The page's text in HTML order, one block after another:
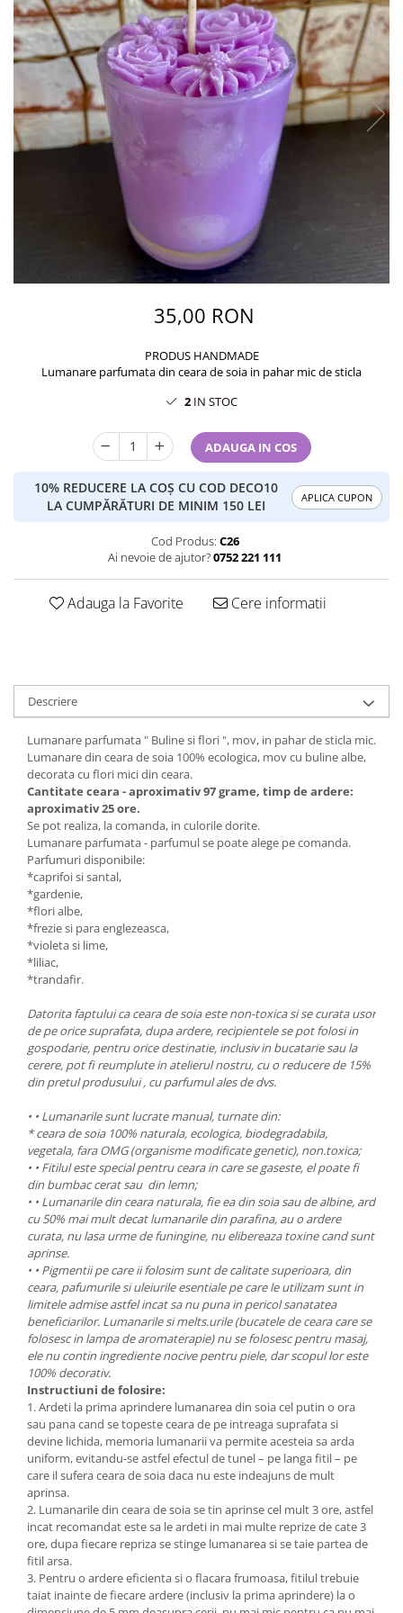
35,00 RON
PRODUS HANDMADE
Lumanare parfumata din ceara de soia in pahar mic de sticla
2 IN STOC
ADAUGA IN COS
10% REDUCERE LA COȘ CU COD DECO10
LA CUMPĂRĂTURI DE MINIM 150 LEI
APLICA CUPON
Cod Produs: C26
Ai nevoie de ajutor?0752 221 111
Adauga la Favorite Cere informatii
Descriere
Lumanare parfumata " Buline si flori ", mov, in pahar de sticla mic.
Lumanare din ceara de soia 100% ecologica, mov cu buline albe,
decorata cu flori mici din ceara.
Cantitate ceara - aproximativ 97 grame, timp de ardere:
aproximativ 25 ore.
Se pot realiza, la comanda, in culorile dorite.
Lumanare parfumata - parfumul se poate alege pe comanda.
Parfumuri disponibile:
*caprifoi si santal,
*gardenie,
*flori albe,
*frezie si para englezeasca,
*violeta si lime,
*liliac,
*trandafir.
Datorita faptului ca ceara de soia este non-toxica si se curata usor
de pe orice suprafata, dupa ardere, recipientele se pot folosi in
gospodarie, pentru orice destinatie, inclusiv in bucatarie sau la
cerere, pot fi reumplute in atelierul nostru, cu o reducere de 15%
din pretul produsului , cu parfumul ales de dvs.
• • Lumanarile sunt lucrate manual, turnate din:
* ceara de soia 100% naturala, ecologica, biodegradabila,
vegetala, fara OMG (organisme modificate genetic), non.toxica;
• • Fitilul este special pentru ceara in care se gaseste, el poate fi
din bumbac cerat sau din lemn;
• • Lumanarile din ceara naturala, fie ea din soia sau de albine, ard
cu 50% mai mult decat lumanarile din parafina, au o ardere
curata, nu lasa urme de funingine, nu elibereaza toxine cand sunt
aprinse.
• • Pigmentii pe care ii folosim sunt de calitate superioara, din
ceara, pafumurile si uleiurile esentiale pe care le utilizam sunt in
limitele admise astfel incat sa nu puna in pericol sanatatea
beneficiarilor. Lumanarile si melts.urile (bucatele de ceara care se
folosesc in lampa de aromaterapie) nu se folosesc pentru masaj,
ele nu contin ingrediente nocive pentru piele, dar scopul lor este
100% decorativ.
Instructiuni de folosire:
1. Ardeti la prima aprindere lumanarea din soia cel putin o ora
sau pana cand se topeste ceara de pe intreaga suprafata si
devine lichida, memoria lumanarii va permite acesteia sa arda
uniform, evitandu-se astfel efectul de tunel – pe langa fitil – pe
care il sufera ceara de soia daca nu este indeajuns de mult
aprinsa.
2. Lumanarile din ceara de soia se tin aprinse cel mult 3 ore, astfel
incat recomandat este sa le ardeti in mai multe reprize de cate 3
ore, dupa fiecare repriza se stinge lumanarea si se taie partea de
fitil arsa.
3. Pentru o ardere eficienta si o flacara frumoasa, fitilul trebuie
taiat inainte de fiecare ardere (inclusiv la prima aprindere) la o